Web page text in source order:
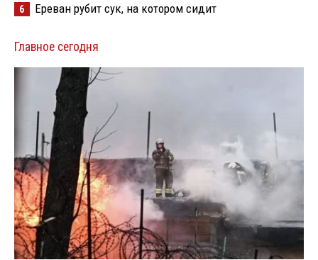
6 Ереван рубит сук, на котором сидит
Главное сегодня